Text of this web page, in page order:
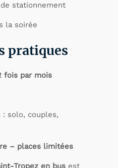
stationnement
la soirée
pratiques
fois par mois
solo, couples,
– places limitées
Tropez en bus est